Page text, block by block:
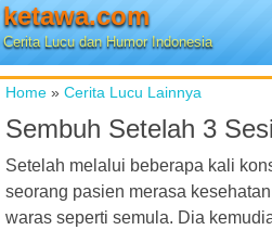
ketawa.com
Cerita Lucu dan Humor Indonesia
Home » Cerita Lucu Lainnya
Sembuh Setelah 3
Setelah melalui beberapa kali
seorang pasien merasa
waras seperti semula. Dia